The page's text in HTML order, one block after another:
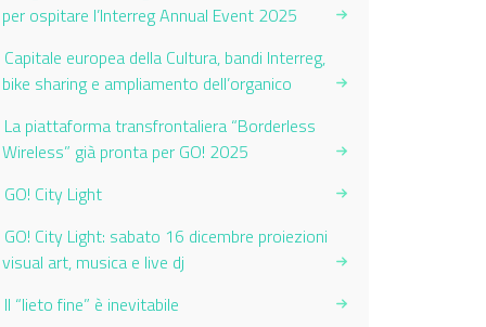
per ospitare l’Interreg Annual Event 2025
Capitale europea della Cultura, bandi Interreg,
bike sharing e ampliamento dell’organico
La piattaforma transfrontaliera “Borderless
Wireless” già pronta per GO! 2025
GO! City Light
GO! City Light: sabato 16 dicembre proiezioni
visual art, musica e live dj
Il “lieto fine” è inevitabile